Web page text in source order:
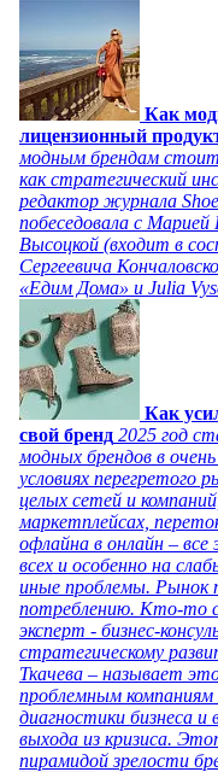
Как
лицензионный
модным брендам
как стратегический
редактор журнала
побеседовала с
Высоцкой (входит в
Сергеевича
«Едим Дома» и Julia
Как
свой бренд 2025 год
модных брендов в
условиях перегретого
целых сетей и
маркетплейсах,
офлайна в онлайн –
всех и особенно на
иные проблемы. Рынок
потреблению. Кто-то
эксперт - бизнес-
стратегическому
Ткачева – называет
проблемным
диагностики бизнеса и
выхода из кризиса.
пирамидой зрелости